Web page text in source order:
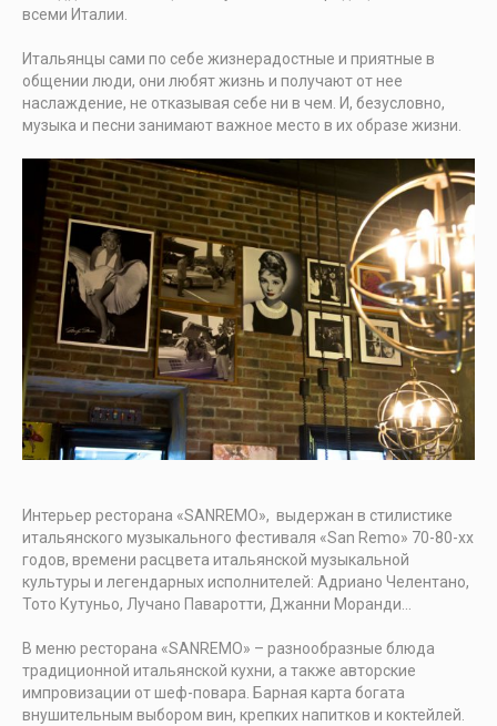
всеми Италии.
Итальянцы сами по себе жизнерадостные и приятные в
общении люди, они любят жизнь и получают от нее
наслаждение, не отказывая себе ни в чем. И, безусловно,
музыка и песни занимают важное место в их образе жизни.
Интерьер ресторана «SANREMO», выдержан в стилистике
итальянского музыкального фестиваля «San Remo» 70-80-хх
годов, времени расцвета итальянской музыкальной
культуры и легендарных исполнителей: Адриано Челентано,
Тото Кутуньо, Лучано Паваротти, Джанни Моранди…
В меню ресторана «SANREMO» – разнообразные блюда
традиционной итальянской кухни, а также авторские
импровизации от шеф-повара. Барная карта богата
внушительным выбором вин, крепких напитков и коктейлей.